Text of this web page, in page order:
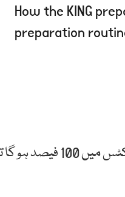
How the KING
preparation
بابر اعظم کا کہنا ہے کہ پریکٹس میں 100 فیصد دینے کی کوشش ہوتی ہے کیونکہ پریکٹس میں 100